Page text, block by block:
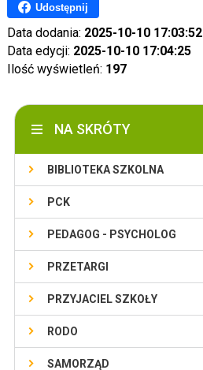
Udostępnij
Data dodania: 2025-10-10 17:03:52
Data edycji: 2025-10-10 17:04:25
Ilość wyświetleń: 197
NA SKRÓTY
BIBLIOTEKA SZKOLNA
PCK
PEDAGOG - PSYCHOLOG
PRZETARGI
PRZYJACIEL SZKOŁY
RODO
SAMORZĄD